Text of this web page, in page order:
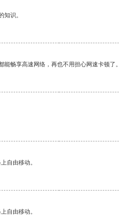
识。
畅享高速网络，再也不用担心网速卡顿
自由移动。
自由移动。